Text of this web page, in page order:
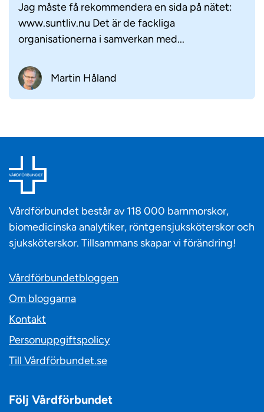
Jag måste få rekommendera en sida på nätet:
www.suntliv.nu Det är de fackliga
organisationerna i samverkan med...
Martin Håland
Vårdförbundet består av 118 000 barnmorskor,
biomedicinska analytiker, röntgensjuksköterskor och
sjuksköterskor. Tillsammans skapar vi förändring!
Vårdförbundetbloggen
Om bloggarna
Kontakt
Personuppgiftspolicy
Till Vårdförbundet.se
Följ Vårdförbundet